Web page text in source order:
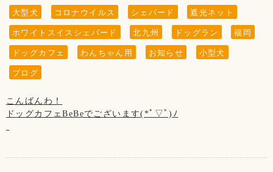
【写真について】
Upしています、お写真はトリマーが時間が空いた時に撮影さ
せて頂いております。
ご来店頂きました全てのわんちゃん達を撮影は出来ておりま
◆ご入店の際は、アルコール消毒とマスクの着用(お食事の時
以外)をお願い致します。
◆テイクアウトもございます！
◆トリミングのみ(お預け、お迎え時)、テイクアウトのみの
いませ。
◆ご入店の制限をさせて頂いております。(店内は3組様ま
お客様、わんちゃんの安全を守るためですのでご了承くださ
『 当店は、看板犬と遊んだり、お散歩をするなどの"ふれあ
い"の営業はしておりませんので予めご了承下さいませ』
【お願い】
ドッグランはわんちゃんの遊ぶ所です。
お子様の遊ぶ所ではございません。
はご遠慮頂きますようお願い致します。
保護者の方はわんちゃんだけでなく、お子様からも目を離さ
その振替として20日(火)をお休みさせていただきます
【7月の店休日】
1日、8日、15日、29日の木曜日と
21日の第3水曜日です。
(↓こちらのお知らせは知らない方がまだいらっしゃいますの
大型犬 コロナウイルス シェパード 遮光ネット
ホワイトスイスシェパード 北九州 ドッグラン 福岡
ドッグカフェ わんちゃん用 お知らせ 小型犬
ブログ
こんばんわ！
ドッグカフェBeBeでございます(*ﾟ▽ﾟ)ﾉ